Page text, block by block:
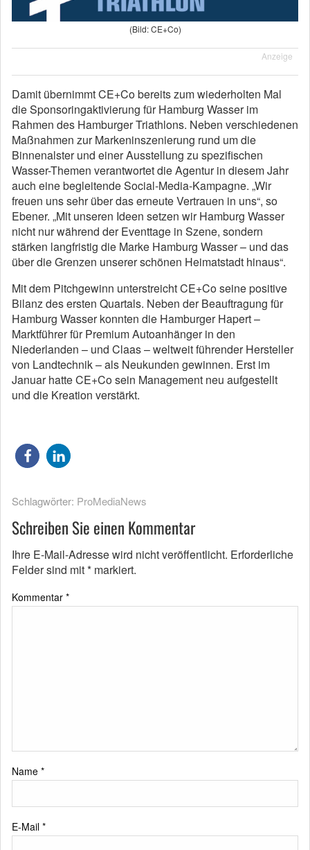
(Bild: CE+Co)
Anzeige
Damit übernimmt CE+Co bereits zum wiederholten Mal
die Sponsoringaktivierung für Hamburg Wasser im
Rahmen des Hamburger Triathlons. Neben verschiedenen
Maßnahmen zur Markeninszenierung rund um die
Binnenalster und einer Ausstellung zu spezifischen
Wasser-Themen verantwortet die Agentur in diesem Jahr
auch eine begleitende Social-Media-Kampagne. „Wir
freuen uns sehr über das erneute Vertrauen in uns“, so
Ebener. „Mit unseren Ideen setzen wir Hamburg Wasser
nicht nur während der Eventtage in Szene, sondern
stärken langfristig die Marke Hamburg Wasser – und das
über die Grenzen unserer schönen Heimatstadt hinaus“.
Mit dem Pitchgewinn unterstreicht CE+Co seine positive
Bilanz des ersten Quartals. Neben der Beauftragung für
Hamburg Wasser konnten die Hamburger Hapert –
Marktführer für Premium Autoanhänger in den
Niederlanden – und Claas – weltweit führender Hersteller
von Landtechnik – als Neukunden gewinnen. Erst im
Januar hatte CE+Co sein Management neu aufgestellt
und die Kreation verstärkt.
Schlagwörter: ProMediaNews
Schreiben Sie einen Kommentar
Ihre E-Mail-Adresse wird nicht veröffentlicht. Erforderliche
Felder sind mit* markiert.
Kommentar *
Name *
E-Mail *